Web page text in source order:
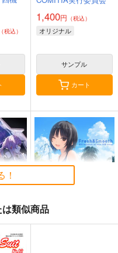
（税込）
1,400円 （税込）
オリジナル
サンプル
カート
ー 4
！
類似商品